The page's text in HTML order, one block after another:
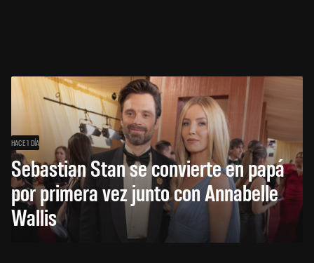
HACE 1 DÍA
Sebastian Stan se convierte en papá
por primera vez junto con Annabelle
Wallis